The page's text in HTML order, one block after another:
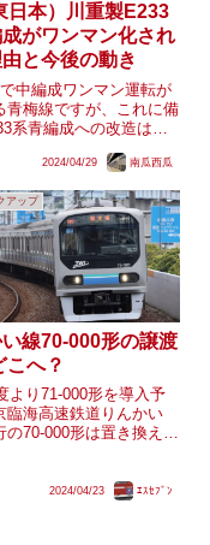
日本）川重製E233
がワンマン化され
と今後の動き
中編成ワンマン運転が
青梅線ですが、これに備
系青編成への改造は東
重工製の3編成には行わ
転対応編成は単独運用数
+予備編成（1編成）...
2024/04/29 南瓜西瓜
アップ
い線70-000形の譲渡
こへ？
より71-000形を導入予
臨海高速鉄道りんかい
の70-000形は置き換えら
を検討していることが乗
2024/04/23 ｴｽｾﾌﾞﾝ